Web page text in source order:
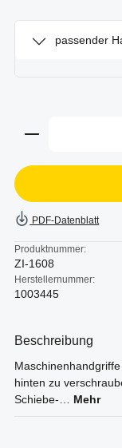
passender
Produkt
PDF-Datenblatt
Produktnummer:
ZI-1608
Herstellernummer:
1003445
Beschreibung
hinten zu
Schiebe-… Mehr